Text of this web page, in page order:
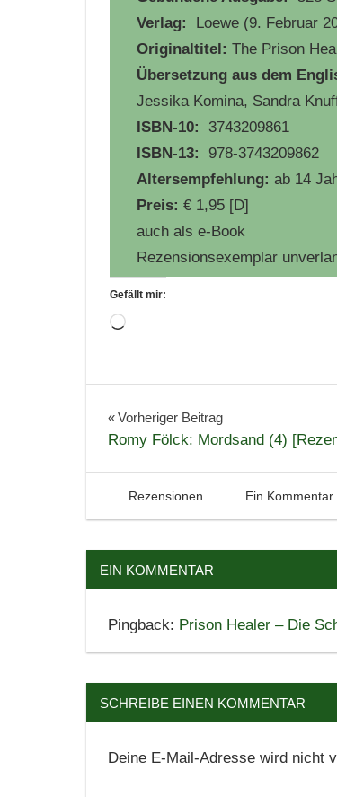
Verlag:
Loewe (9. Februar
Originaltitel: The Prison
Übersetzung aus dem
Jessika Komina, Sandra
ISBN-10: ‎ 3743209861
ISBN-13: ‎ 978-3743209862
Altersempfehlung: ab 14
Preis: € 1,95 [D]
auch als e-Book
Rezensionsexemplar
Gefällt mir:
Wird
Belletristik
Bücher
Fantasy
Literatur
Rezension
Spannung
Beitragsnavigation
Vorheriger Beitrag
Romy Fölck: Mordsand (4)
28. Februar 2022
Tintenhain
Rezensionen Ein Kommentar
EIN KOMMENTAR
Pingback: Prison Healer – Die
SCHREIBE EINEN KOMMENTAR
Deine E-Mail-Adresse wird nicht